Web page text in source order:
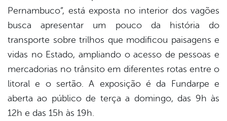
Pernambuco”, está exposta no interior dos vagões
busca apresentar um pouco da história do
transporte sobre trilhos que modificou paisagens e
vidas no Estado, ampliando o acesso de pessoas e
mercadorias no trânsito em diferentes rotas entre o
litoral e o sertão. A exposição é da Fundarpe e
aberta ao público de terça a domingo, das 9h às
12h e das 15h às 19h.